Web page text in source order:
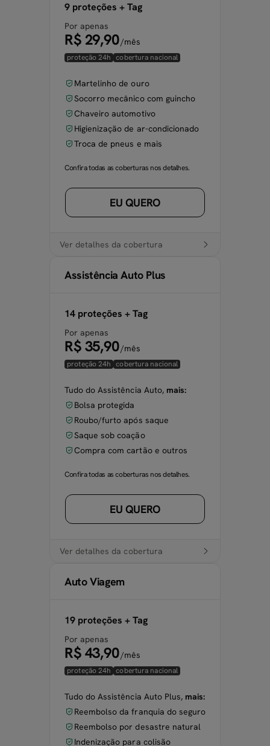
9 proteções + Tag
Por apenas
R$ 29,90/mês
proteção 24h cobertura nacional
Martelinho de ouro
Socorro mecânico com guincho
Chaveiro automotivo
Higienização de ar-condicionado
Troca de pneus e mais
Confira todas as coberturas nos detalhes.
EU QUERO
Ver detalhes da cobertura
Assistência Auto Plus
14 proteções + Tag
Por apenas
R$ 35,90/mês
proteção 24h cobertura nacional
Tudo do Assistência Auto, mais:
Bolsa protegida
Roubo/furto após saque
Saque sob coação
Compra com cartão e outros
Confira todas as coberturas nos detalhes.
EU QUERO
Ver detalhes da cobertura
Auto Viagem
19 proteções + Tag
Por apenas
R$ 43,90/mês
proteção 24h cobertura nacional
Tudo do Assistência Auto Plus, mais:
Reembolso da franquia do seguro
Reembolso por desastre natural
Indenização para colisão